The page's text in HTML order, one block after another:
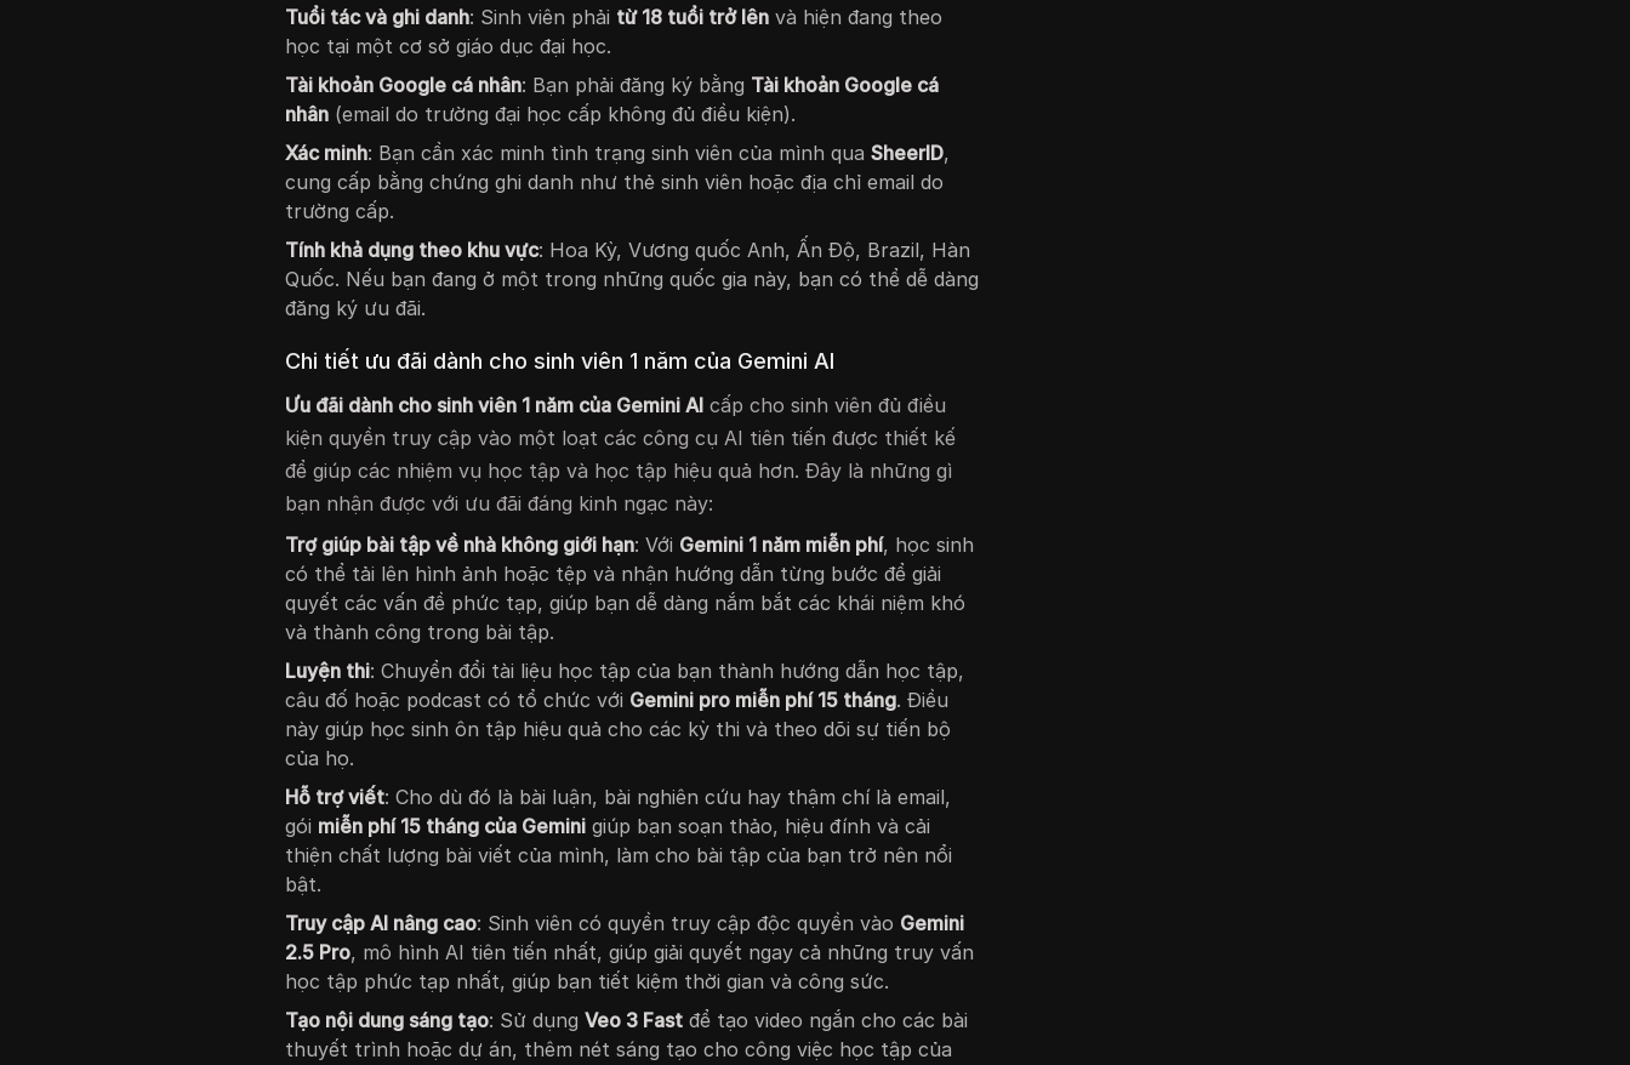
Tuổi tác và ghi danh: Sinh viên phải từ 18 tuổi trở lên và hiện đang theo
học tại một cơ sở giáo dục đại học.
Tài khoản Google cá nhân: Bạn phải đăng ký bằng Tài khoản Google cá
nhân (email do trường đại học cấp không đủ điều kiện).
Xác minh: Bạn cần xác minh tình trạng sinh viên của mình quaSheerID,
cung cấp bằng chứng ghi danh như thẻ sinh viên hoặc địa chỉ email do
trường cấp.
Tính khả dụng theo khu vực: Hoa Kỳ, Vương quốc Anh, Ấn Độ, Brazil, Hàn
Quốc. Nếu bạn đang ở một trong những quốc gia này, bạn có thể dễ dàng
đăng ký ưu đãi.
Chi tiết ưu đãi dành cho sinh viên 1 năm của Gemini AI
Ưu đãi dành cho sinh viên 1 năm của Gemini AI cấp cho sinh viên đủ điều
kiện quyền truy cập vào một loạt các công cụ AI tiên tiến được thiết kế
để giúp các nhiệm vụ học tập và học tập hiệu quả hơn. Đây là những gì
bạn nhận được với ưu đãi đáng kinh ngạc này:
Trợ giúp bài tập về nhà không giới hạn: Với Gemini 1 năm miễn phí, học sinh
có thể tải lên hình ảnh hoặc tệp và nhận hướng dẫn từng bước để giải
quyết các vấn đề phức tạp, giúp bạn dễ dàng nắm bắt các khái niệm khó
và thành công trong bài tập.
Luyện thi: Chuyển đổi tài liệu học tập của bạn thành hướng dẫn học tập,
câu đố hoặc podcast có tổ chức với Gemini pro miễn phí 15 tháng. Điều
này giúp học sinh ôn tập hiệu quả cho các kỳ thi và theo dõi sự tiến bộ
của họ.
Hỗ trợ viết: Cho dù đó là bài luận, bài nghiên cứu hay thậm chí là email,
gói miễn phí 15 tháng của Gemini giúp bạn soạn thảo, hiệu đính và cải
thiện chất lượng bài viết của mình, làm cho bài tập của bạn trở nên nổi
bật.
Truy cập AI nâng cao: Sinh viên có quyền truy cập độc quyền vào Gemini
2.5 Pro, mô hình AI tiên tiến nhất, giúp giải quyết ngay cả những truy vấn
học tập phức tạp nhất, giúp bạn tiết kiệm thời gian và công sức.
Tạo nội dung sáng tạo: Sử dụngVeo 3 Fast để tạo video ngắn cho các bài
thuyết trình hoặc dự án, thêm nét sáng tạo cho công việc học tập của